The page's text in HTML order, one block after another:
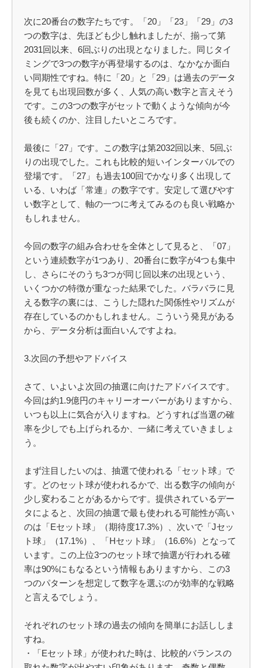
次に20番台の数字たちです。「20」「23」「29」の3
つの数字は、先ほども少し触れましたが、揃って第
2031回以来、6回ぶりの出現となりました。同じタイ
ミングで3つの数字が再登場するのは、なかなか面白
い同期性ですね。特に「20」と「29」は過去のデータ
を見ても出現回数が多く、人気の高い数字と言えそう
です。この3つの数字がセットで動くような傾向が今
後も続くのか、注目したいところです。
最後に「27」です。この数字は第2032回以来、5回ぶ
りの出現でした。これも比較的短いインターバルでの
登場です。「27」も過去100回でかなり多く出現して
いる、いわば「常連」の数字です。安定して選びやす
い数字として、軸の一つに考えてみるのも良い戦略か
もしれません。
今回の数字の組み合わせを全体として見ると、「07」
という連続数字が1つあり、20番台に数字が4つも集中
し、さらにそのうち3つが同じ回以来の出現という、
いくつかの特徴が重なった結果でした。バラバラに見
える数字の裏には、こうした隠れた関係性やリズムが
存在しているのかもしれません。こういう発見がある
から、データ分析は面白いんですよね。
3.次回の予想やアドバイス
さて、いよいよ次回の抽選に向けたアドバイスです。
今回は約1.9億円のキャリーオーバーがありますから、
いつも以上に気合が入りますね。どうすれば当選の確
率を少しでも上げられるか、一緒に考えていきましょ
う。
まず注目したいのは、抽選で使われる「セット球」で
す。どのセット球が使われるかで、出る数字の傾向が
少し変わることがあるからです。提供されているデー
タによると、次回の抽選で最も使われる可能性が高い
のは「Eセット球」（期待度17.3%）、次いで「Jセッ
ト球」（17.1%）、「Hセット球」（16.6%）となって
います。この上位3つのセット球で抽選が行われる確
率は90%にもなるという情報もありますから、この3
つのパターンを想定して数字を選ぶのが効率的な戦略
と言えるでしょう。
それぞれのセット球の過去の傾向を簡単にお話ししま
すね。
・「Eセット球」が使われた時は、比較的バランスの